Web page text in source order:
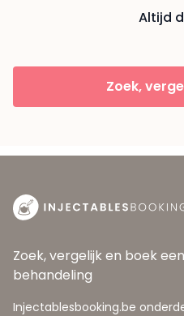
Altijd
Zoek,
Zoek, vergelijk en boek
behandeling
Injectablesbooking.be